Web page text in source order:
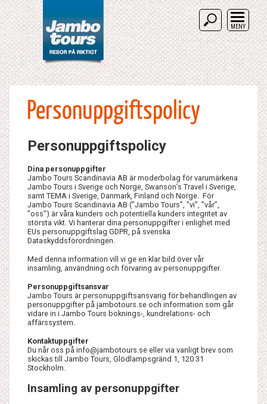
MENY
Personuppgiftspolicy
Personuppgiftspolicy
Dina personuppgifter
Jambo Tours Scandinavia AB är moderbolag för varumärkena
Jambo Tours i Sverige och Norge, Swanson’s Travel i Sverige,
samt TEMA i Sverige, Danmark, Finland och Norge. För
Jambo Tours Scandinavia AB (”Jambo Tours”, ”vi”, ”vår”,
”oss”) är våra kunders och potentiella kunders integritet av
största vikt. Vi hanterar dina personuppgifter i enlighet med
EUs personuppgiftslag GDPR, på svenska
Dataskyddsförordningen.
Med denna information vill vi ge en klar bild över vår
insamling, användning och förvaring av personuppgifter.
Personuppgiftsansvar
Jambo Tours är personuppgiftsansvarig för behandlingen av
personuppgifter på jambotours.se och information som går
vidare in i Jambo Tours boknings-, kundrelations- och
affärssystem.
Kontaktuppgifter
Du når oss på info@jambotours.se eller via vanligt brev som
skickas till Jambo Tours, Glödlampsgränd 1, 120 31
Stockholm.
Insamling av personuppgifter